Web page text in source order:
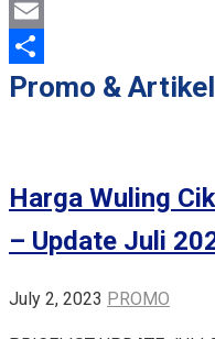
X
Email
Share
Promo &
Harga Wuling
– Update Juli
July 2, 2023 PROMO